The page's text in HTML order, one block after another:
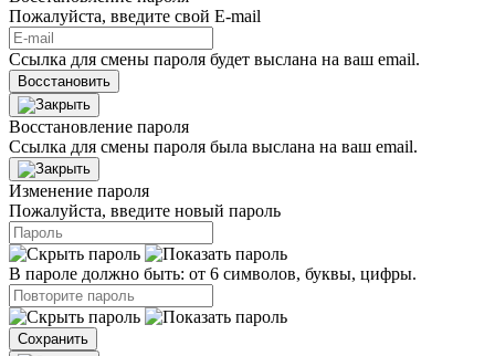
Пожалуйста, введите свой E‑mail
Ссылка для смены пароля будет выслана на ваш email.
Восстановить
Восстановление пароля
Ссылка для смены пароля была выслана на ваш email.
Изменение пароля
Пожалуйста, введите новый пароль
В пароле должно быть: от 6 символов, буквы, цифры.
Сохранить